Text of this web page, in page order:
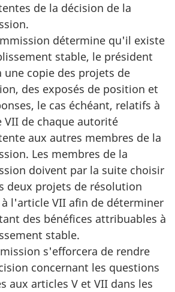
de la décision de la
détermine qu'il existe
stable, le président
une copie des projets de
des exposés de position et
le cas échéant, relatifs à
VII de chaque autorité
aux autres membres de la
Les membres de la
doivent par la suite choisir
deux projets de résolution
l'article VII afin de déterminer
des bénéfices attribuables à
stable.
s'efforcera de rendre
concernant les questions
aux articles V et VII dans les